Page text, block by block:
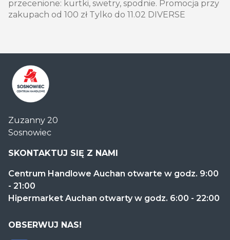
przecenione: kurtki, swetry, spodnie. Promocja przy
zakupach od 100 zł Tylko do 11.02 DIVERSE
Handlowe
Auchan
Sosnowiec
Zuzanny 20
Sosnowiec
SKONTAKTUJ SIĘ Z NAMI
Centrum Handlowe Auchan otwarte w godz. 9:00
- 21:00
Hipermarket Auchan otwarty w godz. 6:00 - 22:00
OBSERWUJ NAS!